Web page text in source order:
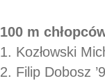
100 m
1. Kozłowski
2. Filip Dobosz